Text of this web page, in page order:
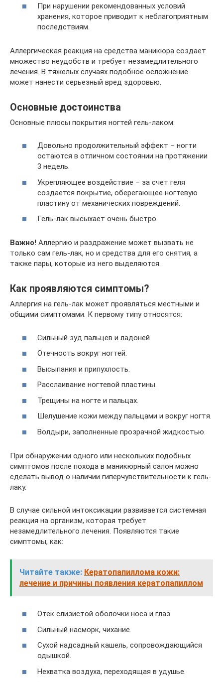
При нарушении рекомендованных условий
хранения, которое приводит к неблагоприятным
последствиям.
Аллергическая реакция на средства маникюра создает
множество неудобств и требует незамедлительного
лечения. В тяжелых случаях подобное осложнение
может нанести серьезный вред здоровью.
Основные достоинства
Основные плюсы покрытия ногтей гель-лаком:
Довольно продолжительный эффект – ногти
остаются в отличном состоянии на протяжении
3 недель.
Укрепляющее воздействие – за счет геля
создается покрытие, оберегающее ногтевую
пластину от механических повреждений.
Гель-лак высыхает очень быстро.
Важно! Аллергию и раздражение может вызвать не
только сам гель-лак, но и средства для его снятия, а
также пары, которые из него выделяются.
Как проявляются симптомы?
Аллергия на гель-лак может проявляться местными и
общими симптомами. К первому типу относятся:
Сильный зуд пальцев и ладоней.
Отечность вокруг ногтей.
Высыпания и припухлость.
Расслаивание ногтевой пластины.
Трещины на ногте и пальцах.
Шелушение кожи между пальцами и вокруг ногтя.
Волдыри, заполненные прозрачной жидкостью.
При обнаружении одного или нескольких подобных
симптомов после похода в маникюрный салон можно
сделать вывод о наличии гиперчувствительности к гель-
лаку.
В случае сильной интоксикации развивается системная
реакция на организм, которая требует
незамедлительного лечения. Появляются такие
симптомы, как:
Читайте также: Кератопапиллома кожи:
лечение и причины появления кератопапиллом
Отек слизистой оболочки носа и глаз.
Сильный насморк, чихание.
Сухой надсадный кашель, сопровождающийся
одышкой.
Нехватка воздуха, переходящая в удушье.